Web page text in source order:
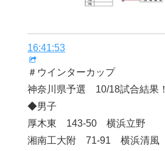
16:41:53
＃ウインターカップ
神奈川県予選 10/18試合結果！
◆男子
厚木東 143-50 横浜立野
湘南工大附 71-91 横浜清風